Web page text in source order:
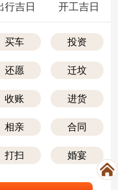
行吉日 开工吉日
买车 投资
还愿 迁坟
收账 进货
相亲 合同
打扫 婚宴